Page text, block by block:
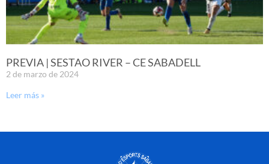
PREVIA | SESTAO RIVER – CE SABADELL
2 de marzo de 2024
Leer más »